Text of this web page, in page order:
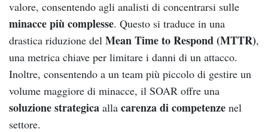
valore, consentendo agli analisti di concentrarsi sulle
minacce più complesse. Questo si traduce in una
drastica riduzione del Mean Time to Respond (MTTR),
una metrica chiave per limitare i danni di un attacco.
Inoltre, consentendo a un team più piccolo di gestire un
volume maggiore di minacce, il SOAR offre una
soluzione strategica alla carenza di competenze nel
settore.